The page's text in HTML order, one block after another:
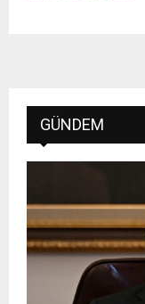
GÜNDEM